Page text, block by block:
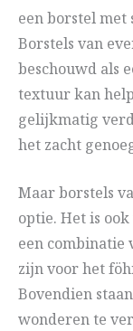
een borstel met
Borstels van
beschouwd als
textuur kan
gelijkmatig
het zacht
Maar borstels
optie. Het is
een combinatie
zijn voor het
Bovendien
wonderen te